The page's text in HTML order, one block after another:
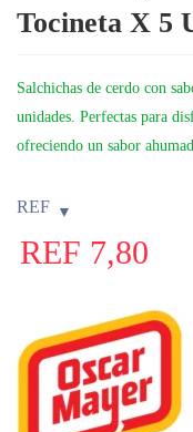
Tocineta X 5
Salchichas de cerdo con
unidades. Perfectas para
ofreciendo un sabor
REF
REF 7,80